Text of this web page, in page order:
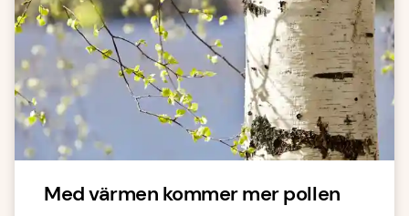
Med värmen kommer mer pollen